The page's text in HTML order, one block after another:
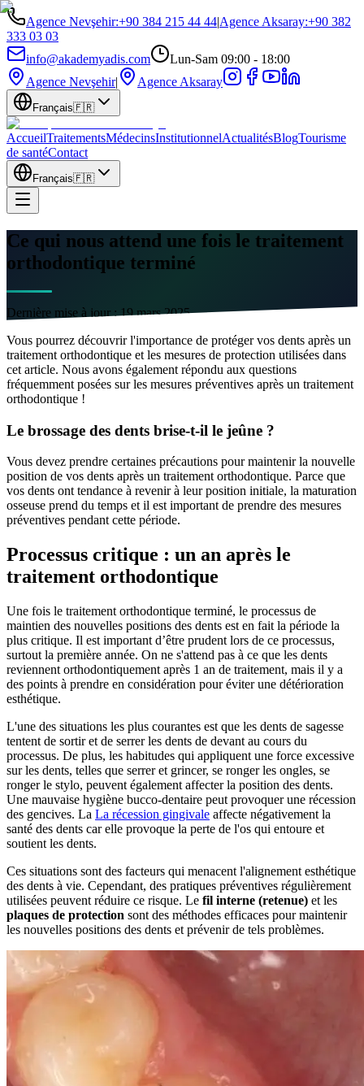
Agence Nevşehir:+90 384 215 44 44|Agence Aksaray:+90 382
333 03 03
info@akademyadis.com
Lun-Sam 09:00 - 18:00
Agence Nevşehir| Agence Aksaray
Français🇫🇷
AccueilTraitementsMédecinsInstitutionnelActualitésBlogTourisme
de santéContact
Français🇫🇷
Ce qui nous attend une fois le traitement
orthodontique terminé
Dernière mise à jour :19 mars 2025
Vous pourrez découvrir l'importance de protéger vos dents après un
traitement orthodontique et les mesures de protection utilisées dans
cet article. Nous avons également répondu aux questions
fréquemment posées sur les mesures préventives après un traitement
orthodontique !
Le brossage des dents brise-t-il le jeûne ?
Vous devez prendre certaines précautions pour maintenir la nouvelle
position de vos dents après un traitement orthodontique. Parce que
vos dents ont tendance à revenir à leur position initiale, la maturation
osseuse prend du temps et il est important de prendre des mesures
préventives pendant cette période.
Processus critique : un an après le
traitement orthodontique
Une fois le traitement orthodontique terminé, le processus de
maintien des nouvelles positions des dents est en fait la période la
plus critique. Il est important d’être prudent lors de ce processus,
surtout la première année. On ne s'attend pas à ce que les dents
reviennent orthodontiquement après 1 an de traitement, mais il y a
des points à prendre en considération pour éviter une détérioration
esthétique.
L'une des situations les plus courantes est que les dents de sagesse
tentent de sortir et de serrer les dents de devant au cours du
processus. De plus, les habitudes qui appliquent une force excessive
sur les dents, telles que serrer et grincer, se ronger les ongles, se
ronger le stylo, peuvent également affecter la position des dents.
Une mauvaise hygiène bucco-dentaire peut provoquer une récession
des gencives. La La récession gingivale affecte négativement la
santé des dents car elle provoque la perte de l'os qui entoure et
soutient les dents.
Ces situations sont des facteurs qui menacent l'alignement esthétique
des dents à vie. Cependant, des pratiques préventives régulièrement
utilisées peuvent réduire ce risque. Le fil interne (retenue) et les
plaques de protection sont des méthodes efficaces pour maintenir
les nouvelles positions des dents et prévenir de tels problèmes.